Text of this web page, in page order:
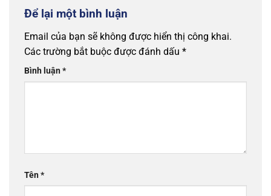
Để lại một bình luận
Email của bạn sẽ không được hiển thị công khai.
Các trường bắt buộc được đánh dấu *
Bình luận*
Tên*